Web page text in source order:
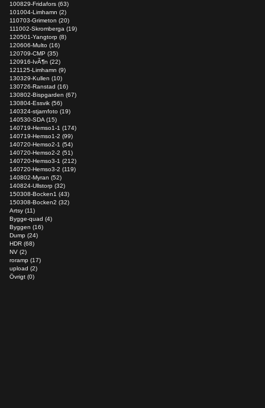
100829-Fridafors (63)
101004-Limhamn (2)
110703-Grimeton (20)
111002-Skromberga (19)
120501-Yangtorp (8)
120606-Multo (16)
120709-CMP (35)
120916-IvÃ¶n (22)
121125-Limhamn (9)
130329-Kullen (10)
130726-Ranstad (16)
130802-Bispgarden (67)
130804-Essvik (56)
140324-stjarnfoto (19)
140530-SDA (15)
140719-Hemso1-1 (174)
140719-Hemso1-2 (99)
140720-Hemso2-1 (54)
140720-Hemso2-2 (51)
140720-Hemso3-1 (212)
140720-Hemso3-2 (119)
140802-Myran (52)
140824-Ullstorp (32)
150308-Bocken1 (43)
150308-Bocken2 (32)
Artsy (11)
Bygge-quad (4)
Byggen (16)
Dump (24)
HDR (68)
NV (2)
roramp (17)
upload (2)
Övrigt (0)